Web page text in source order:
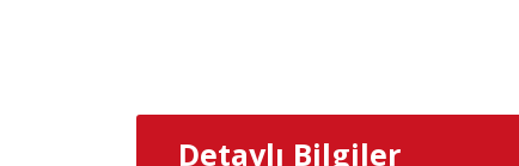
Detaylı Bilgiler